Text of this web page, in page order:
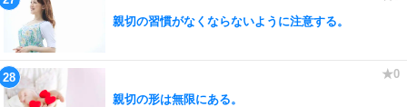
親切の習慣がなくならないように注意する。
親切の形は無限にある。